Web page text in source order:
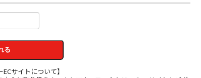
る
サイトについて】